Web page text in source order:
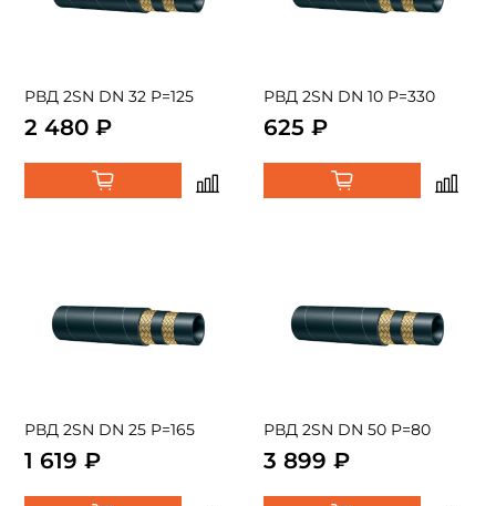
РВД 2SN DN 32 P=125
2 480 ₽
РВД 2SN DN 10 P=330
625 ₽
РВД 2SN DN 25 P=165
1 619 ₽
РВД 2SN DN 50 P=80
3 899 ₽